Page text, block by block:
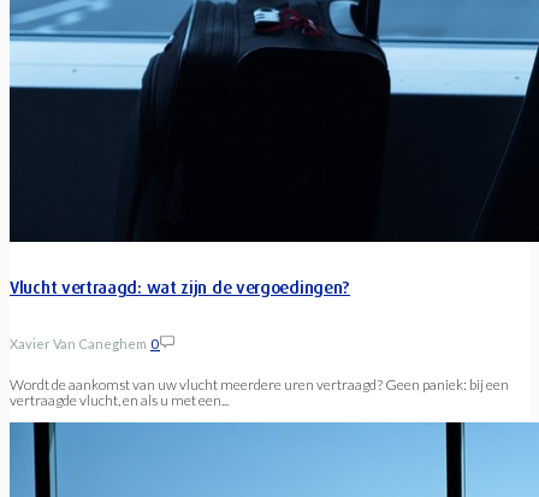
Vlucht vertraagd: wat zijn de vergoedingen?
Xavier Van Caneghem 0
Wordt de aankomst van uw vlucht meerdere uren vertraagd? Geen paniek: bij een
vertraagde vlucht, en als u met een...